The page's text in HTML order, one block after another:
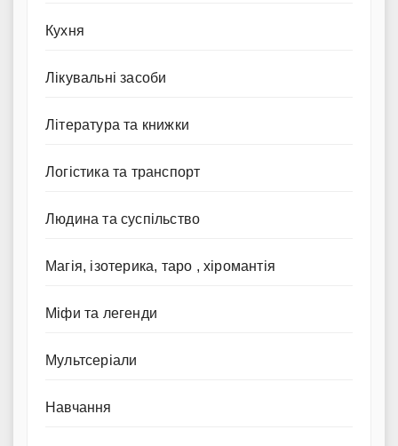
Кухня
Лікувальні засоби
Література та книжки
Логістика та транспорт
Людина та суспільство
Магія, ізотерика, таро , хіромантія
Міфи та легенди
Мультсеріали
Навчання